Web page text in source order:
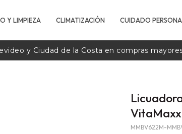
Y LIMPIEZA CLIMATIZACIÓN CUIDADO
y Ciudad de la Costa en compras
VitaMaxx
MMBV622M-